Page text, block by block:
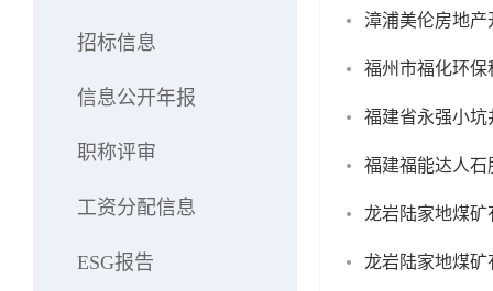
招标信息
信息公开年报
职称评审
工资分配信息
ESG报告
漳浦美伦房地
福州市福化环保
福建省永强小坑
福建福能达人石
龙岩陆家地煤矿
龙岩陆家地煤矿